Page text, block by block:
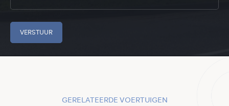
VERSTUUR
GERELATEERDE VOERTUIGEN